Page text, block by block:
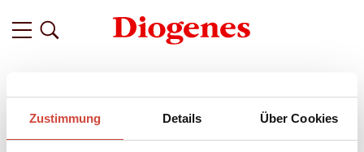
Zustimmung Details Über Cookies
Related Featured